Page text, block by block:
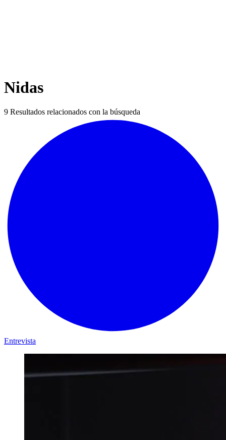
Nidas
9 Resultados relacionados con la búsqueda
Entrevista